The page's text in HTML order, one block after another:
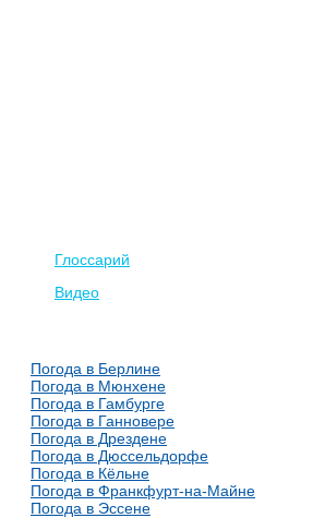
Глоссарий
Видео
Погода в Берлине
Погода в Мюнхене
Погода в Гамбурге
Погода в Ганновере
Погода в Дрездене
Погода в Дюссельдорфе
Погода в Кёльне
Погода в Франкфурт-на-Майне
Погода в Эссене